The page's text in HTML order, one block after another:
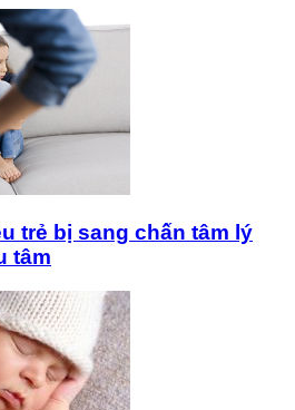
trẻ bị sang chấn tâm lý
tâm